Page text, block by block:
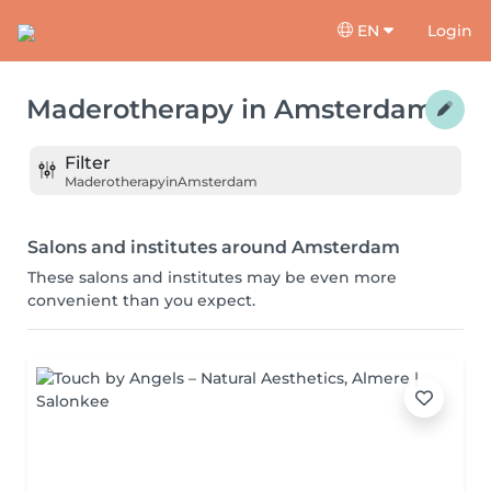
EN Login
Maderotherapy in Amsterdam
Filter
MaderotherapyinAmsterdam
Salons and institutes around Amsterdam
These salons and institutes may be even more
convenient than you expect.